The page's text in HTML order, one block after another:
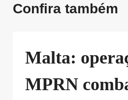
Confira também
Malta:
MPRN